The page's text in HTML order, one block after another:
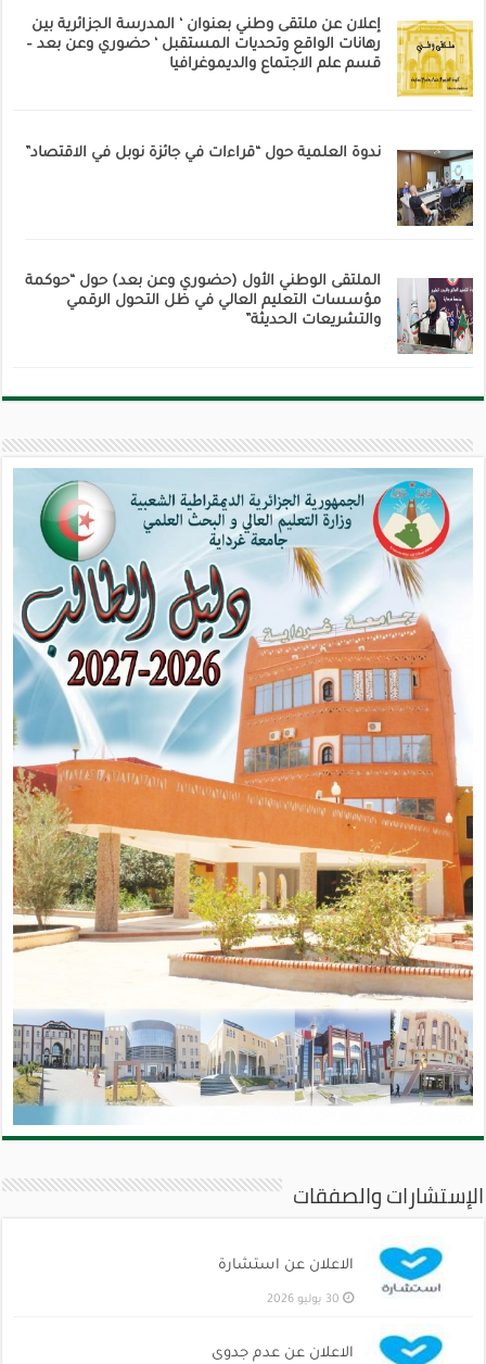
إعلان عن ملتقى وطني بعنوان ‘ المدرسة الجزائرية بين
رهانات الواقع وتحديات المستقبل ‘ حضوري وعن بعد –
قسم علم الاجتماع والديموغرافيا
ندوة العلمية حول “قراءات في جائزة نوبل في الاقتصاد”
الملتقى الوطني الأول (حضوري وعن بعد) حول “حوكمة
مؤسسات التعليم العالي في ظل التحول الرقمي
والتشريعات الحديثة”
الإستشارات والصفقات
الاعلان عن استشارة
30 يوليو 2026
الاعلان عن عدم جدوى